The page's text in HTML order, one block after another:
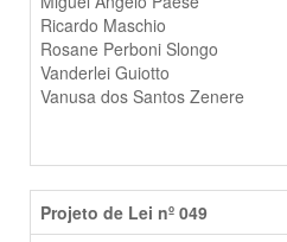
Ricardo Maschio
Rosane Perboni Slongo
Vanderlei Guiotto
Vanusa dos Santos Zenere
Projeto de Lei nº 049